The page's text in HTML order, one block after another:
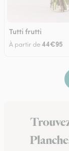
Tutti frutti
À partir de44€95